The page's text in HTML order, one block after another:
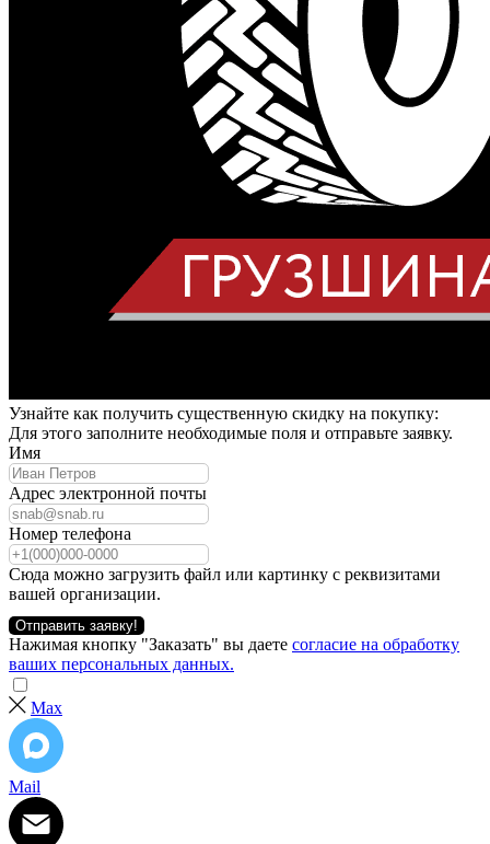
Узнайте как получить существенную скидку на покупку:
Для этого заполните необходимые поля и отправьте заявку.
Имя
Адрес электронной почты
Номер телефона
Сюда можно загрузить файл или картинку с реквизитами
вашей организации.
Отправить заявку!
Нажимая кнопку "Заказать" вы даете согласие на обработку
ваших персональных данных.
Max
Mail